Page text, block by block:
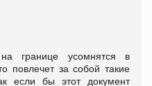
границе усомнятся в
повлечет за собой такие
если бы этот документ